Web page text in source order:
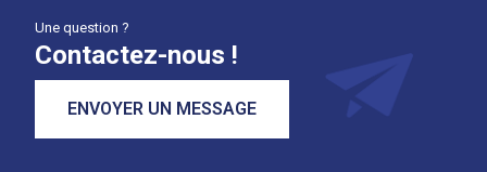
Une question ?
Contactez-nous !
ENVOYER UN MESSAGE